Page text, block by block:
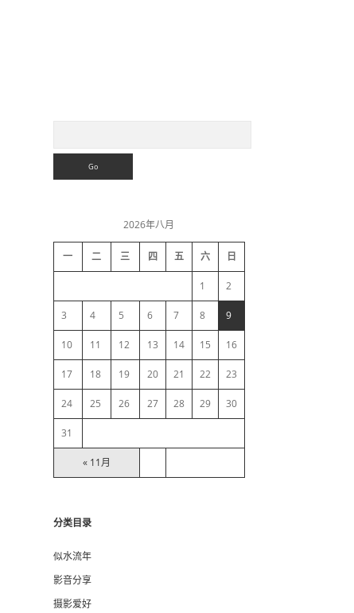
i
e
a
r
a
2026年八月
一 二 三 四 五 六 日
« 11月
1 2
3 4 5 6 7 8 9
10 11 12 13 14 15 16
17 18 19 20 21 22 23
24 25 26 27 28 29 30
31
分类目录
似水流年
影音分享
摄影爱好